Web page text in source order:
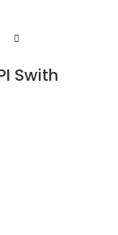
Swith